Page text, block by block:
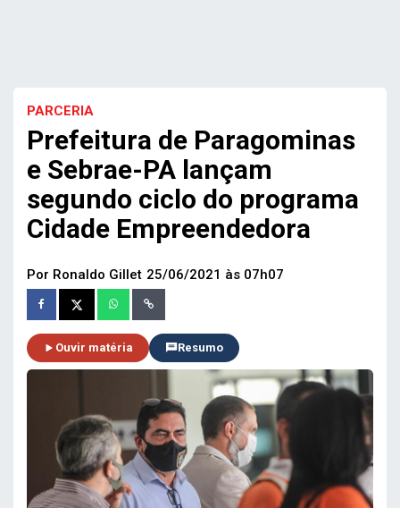
PARCERIA
Prefeitura de Paragominas
e Sebrae-PA lançam
segundo ciclo do programa
Cidade Empreendedora
Por Ronaldo Gillet 25/06/2021 às 07h07
Ouvir matéria Resumo